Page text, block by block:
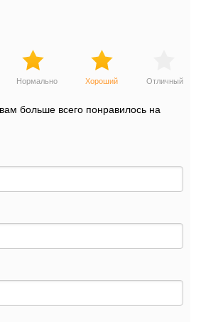
Нормально Хороший Отличный
больше всего понравилось на